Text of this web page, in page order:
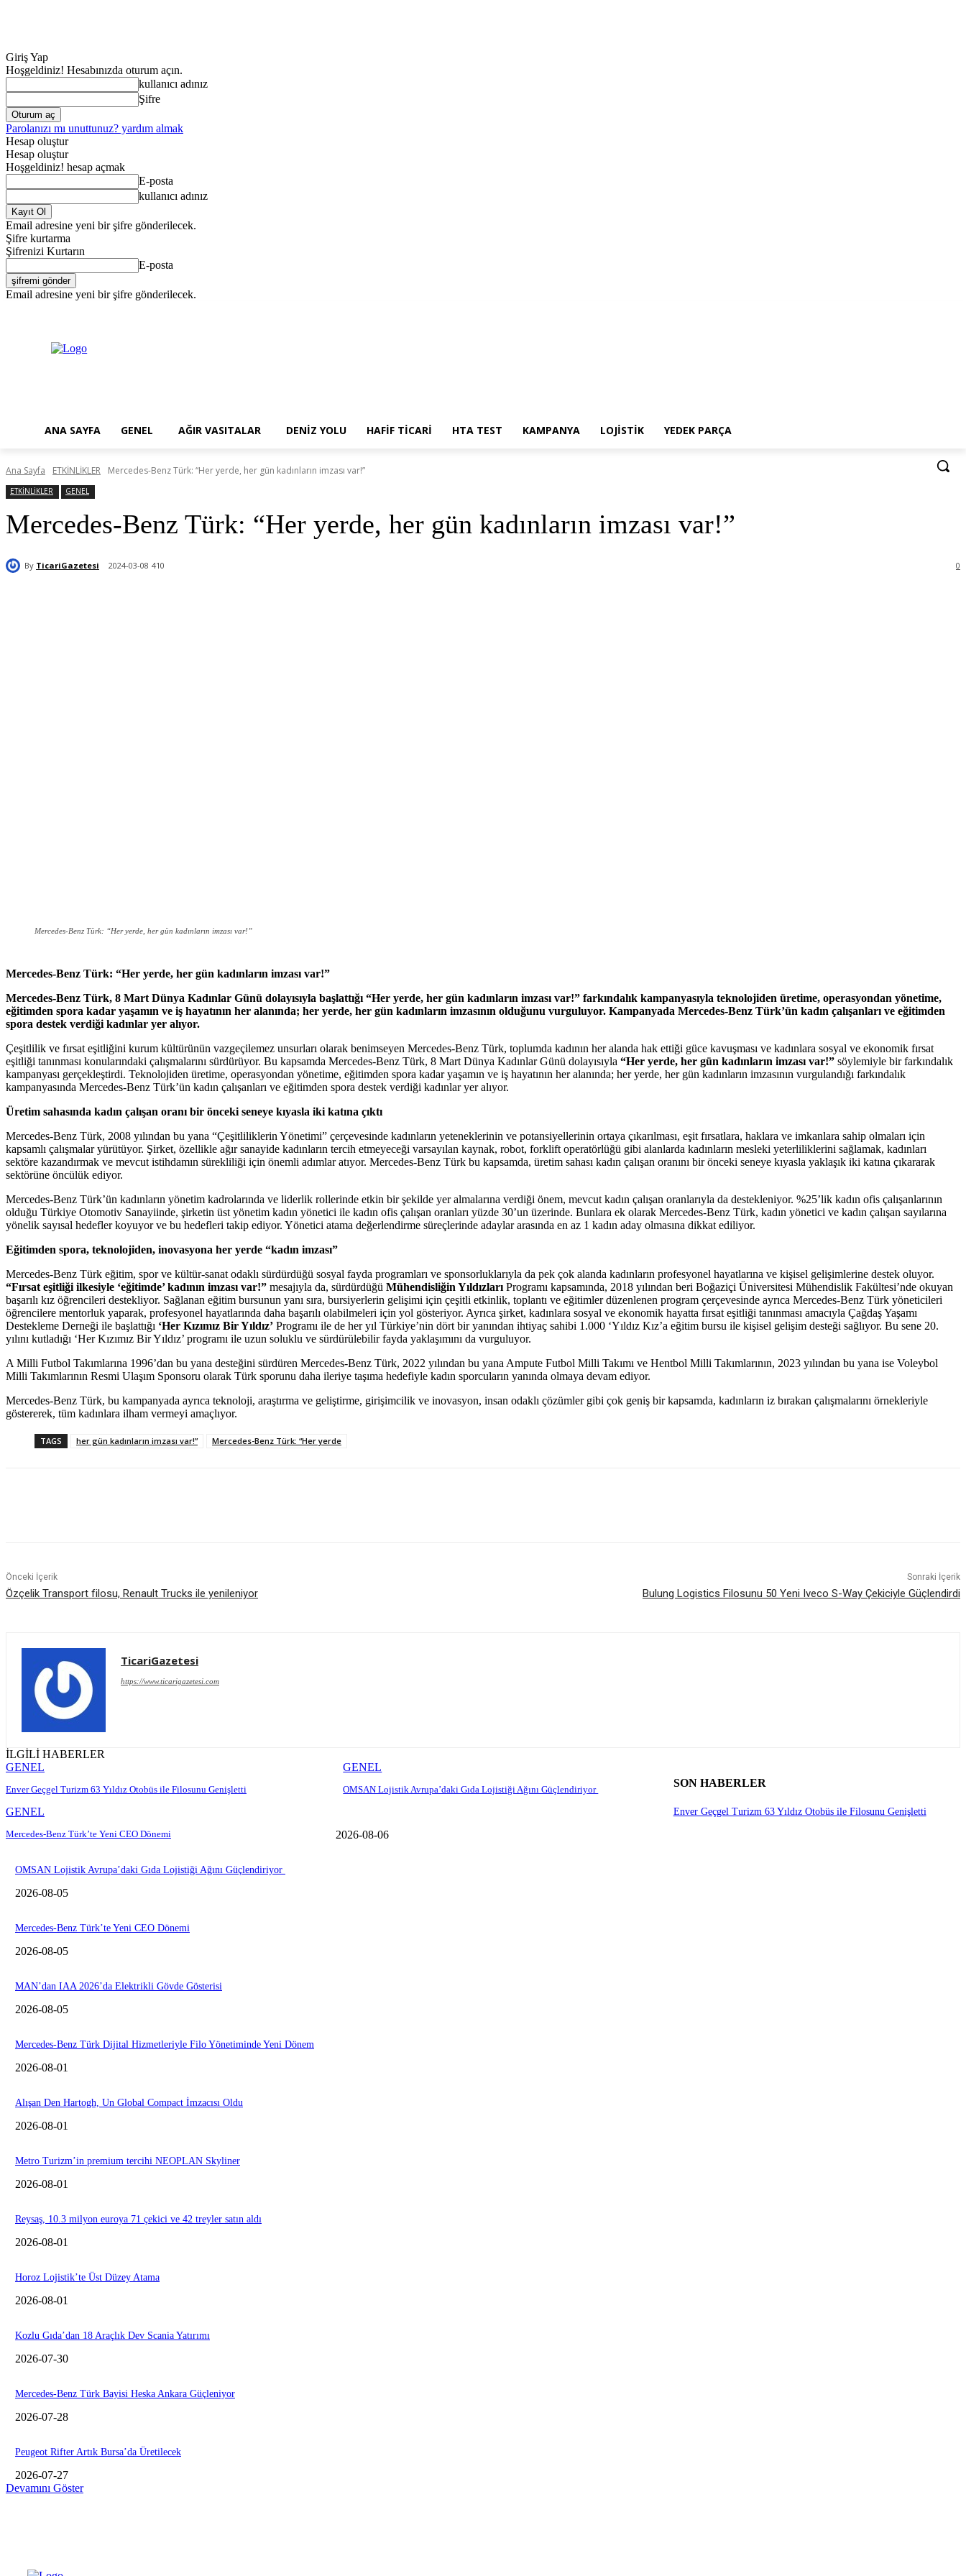
Giriş Yap
Hoşgeldiniz! Hesabınızda oturum açın.
kullanıcı adınız
Şifre
Parolanızı mı unuttunuz? yardım almak
Hesap oluştur
Hesap oluştur
Hoşgeldiniz! hesap açmak
E-posta
kullanıcı adınız
Email adresine yeni bir şifre gönderilecek.
Şifre kurtarma
Şifrenizi Kurtarın
E-posta
Email adresine yeni bir şifre gönderilecek.
ANA SAYFA GENEL AĞIR VASITALAR DENİZ YOLU HAFİF TİCARİ HTA TEST KAMPANYA LOJİSTİK YEDEK PARÇA
Ana Sayfa ETKİNLİKLER Mercedes-Benz Türk: “Her yerde, her gün kadınların imzası var!”
ETKİNLİKLER GENEL
Mercedes-Benz Türk: “Her yerde, her gün kadınların imzası var!”
By TicariGazetesi 2024-03-08 0
410
Mercedes-Benz Türk: “Her yerde, her gün kadınların imzası var!”
Mercedes-Benz Türk: “Her yerde, her gün kadınların imzası var!”
Mercedes-Benz Türk, 8 Mart Dünya Kadınlar Günü dolayısıyla başlattığı “Her yerde, her gün kadınların imzası var!” farkındalık kampanyasıyla teknolojiden üretime, operasyondan yönetime,
eğitimden spora kadar yaşamın ve iş hayatının her alanında; her yerde, her gün kadınların imzasının olduğunu vurguluyor. Kampanyada Mercedes-Benz Türk’ün kadın çalışanları ve eğitimden
spora destek verdiği kadınlar yer alıyor.
Çeşitlilik ve fırsat eşitliğini kurum kültürünün vazgeçilemez unsurları olarak benimseyen Mercedes-Benz Türk, toplumda kadının her alanda hak ettiği güce kavuşması ve kadınlara sosyal ve ekonomik fırsat
eşitliği tanınması konularındaki çalışmalarını sürdürüyor. Bu kapsamda Mercedes-Benz Türk, 8 Mart Dünya Kadınlar Günü dolayısıyla “Her yerde, her gün kadınların imzası var!” söylemiyle bir farkındalık
kampanyası gerçekleştirdi. Teknolojiden üretime, operasyondan yönetime, eğitimden spora kadar yaşamın ve iş hayatının her alanında; her yerde, her gün kadınların imzasının vurgulandığı farkındalık
kampanyasında Mercedes-Benz Türk’ün kadın çalışanları ve eğitimden spora destek verdiği kadınlar yer alıyor.
Üretim sahasında kadın çalışan oranı bir önceki seneye kıyasla iki katına çıktı
Mercedes-Benz Türk, 2008 yılından bu yana “Çeşitliliklerin Yönetimi” çerçevesinde kadınların yeteneklerinin ve potansiyellerinin ortaya çıkarılması, eşit fırsatlara, haklara ve imkanlara sahip olmaları için
kapsamlı çalışmalar yürütüyor. Şirket, özellikle ağır sanayide kadınların tercih etmeyeceği varsayılan kaynak, robot, forklift operatörlüğü gibi alanlarda kadınların mesleki yeterliliklerini sağlamak, kadınları
sektöre kazandırmak ve mevcut istihdamın sürekliliği için önemli adımlar atıyor. Mercedes-Benz Türk bu kapsamda, üretim sahası kadın çalışan oranını bir önceki seneye kıyasla yaklaşık iki katına çıkararak
sektörüne öncülük ediyor.
Mercedes-Benz Türk’ün kadınların yönetim kadrolarında ve liderlik rollerinde etkin bir şekilde yer almalarına verdiği önem, mevcut kadın çalışan oranlarıyla da destekleniyor. %25’lik kadın ofis çalışanlarının
olduğu Türkiye Otomotiv Sanayiinde, şirketin üst yönetim kadın yönetici ile kadın ofis çalışan oranları yüzde 30’un üzerinde. Bunlara ek olarak Mercedes-Benz Türk, kadın yönetici ve kadın çalışan sayılarına
yönelik sayısal hedefler koyuyor ve bu hedefleri takip ediyor. Yönetici atama değerlendirme süreçlerinde adaylar arasında en az 1 kadın aday olmasına dikkat ediliyor.
Eğitimden spora, teknolojiden, inovasyona her yerde “kadın imzası”
Mercedes-Benz Türk eğitim, spor ve kültür-sanat odaklı sürdürdüğü sosyal fayda programları ve sponsorluklarıyla da pek çok alanda kadınların profesyonel hayatlarına ve kişisel gelişimlerine destek oluyor.
“Fırsat eşitliği ilkesiyle ‘eğitimde’ kadının imzası var!” mesajıyla da, sürdürdüğü Mühendisliğin Yıldızları Programı kapsamında, 2018 yılından beri Boğaziçi Üniversitesi Mühendislik Fakültesi’nde okuyan
başarılı kız öğrencileri destekliyor. Sağlanan eğitim bursunun yanı sıra, bursiyerlerin gelişimi için çeşitli etkinlik, toplantı ve eğitimler düzenlenen program çerçevesinde ayrıca Mercedes-Benz Türk yöneticileri
öğrencilere mentorluk yaparak, profesyonel hayatlarında daha başarılı olabilmeleri için yol gösteriyor. Ayrıca şirket, kadınlara sosyal ve ekonomik hayatta fırsat eşitliği tanınması amacıyla Çağdaş Yaşamı
Destekleme Derneği ile başlattığı ‘Her Kızımız Bir Yıldız’ Programı ile de her yıl Türkiye’nin dört bir yanından ihtiyaç sahibi 1.000 ‘Yıldız Kız’a eğitim bursu ile kişisel gelişim desteği sağlıyor. Bu sene 20.
yılını kutladığı ‘Her Kızımız Bir Yıldız’ programı ile uzun soluklu ve sürdürülebilir fayda yaklaşımını da vurguluyor.
A Milli Futbol Takımlarına 1996’dan bu yana desteğini sürdüren Mercedes-Benz Türk, 2022 yılından bu yana Ampute Futbol Milli Takımı ve Hentbol Milli Takımlarının, 2023 yılından bu yana ise Voleybol
Milli Takımlarının Resmi Ulaşım Sponsoru olarak Türk sporunu daha ileriye taşıma hedefiyle kadın sporcuların yanında olmaya devam ediyor.
Mercedes-Benz Türk, bu kampanyada ayrıca teknoloji, araştırma ve geliştirme, girişimcilik ve inovasyon, insan odaklı çözümler gibi çok geniş bir kapsamda, kadınların iz bırakan çalışmalarını örnekleriyle
göstererek, tüm kadınlara ilham vermeyi amaçlıyor.
TAGS her gün kadınların imzası var!” Mercedes-Benz Türk: “Her yerde
Önceki İçerik
Özçelik Transport filosu, Renault Trucks ile yenileniyor
Sonraki İçerik
Bulung Logistics Filosunu 50 Yeni Iveco S-Way Çekiciyle Güçlendirdi
TicariGazetesi
https://www.ticarigazetesi.com
İLGİLİ HABERLER
GENEL
Enver Geçgel Turizm 63 Yıldız Otobüs ile Filosunu Genişletti
GENEL
OMSAN Lojistik Avrupa’daki Gıda Lojistiği Ağını Güçlendiriyor
GENEL
Mercedes-Benz Türk’te Yeni CEO Dönemi
SON HABERLER
Enver Geçgel Turizm 63 Yıldız Otobüs ile Filosunu Genişletti
2026-08-06
OMSAN Lojistik Avrupa’daki Gıda Lojistiği Ağını Güçlendiriyor
2026-08-05
Mercedes-Benz Türk’te Yeni CEO Dönemi
2026-08-05
MAN’dan IAA 2026’da Elektrikli Gövde Gösterisi
2026-08-05
Mercedes-Benz Türk Dijital Hizmetleriyle Filo Yönetiminde Yeni Dönem
2026-08-01
Alışan Den Hartogh, Un Global Compact İmzacısı Oldu
2026-08-01
Metro Turizm’in premium tercihi NEOPLAN Skyliner
2026-08-01
Reysaş, 10.3 milyon euroya 71 çekici ve 42 treyler satın aldı
2026-08-01
Horoz Lojistik’te Üst Düzey Atama
2026-08-01
Kozlu Gıda’dan 18 Araçlık Dev Scania Yatırımı
2026-07-30
Mercedes-Benz Türk Bayisi Heska Ankara Güçleniyor
2026-07-28
Peugeot Rifter Artık Bursa’da Üretilecek
2026-07-27
Devamını Göster